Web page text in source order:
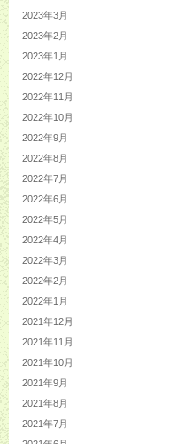
2023年3月
2023年2月
2023年1月
2022年12月
2022年11月
2022年10月
2022年9月
2022年8月
2022年7月
2022年6月
2022年5月
2022年4月
2022年3月
2022年2月
2022年1月
2021年12月
2021年11月
2021年10月
2021年9月
2021年8月
2021年7月